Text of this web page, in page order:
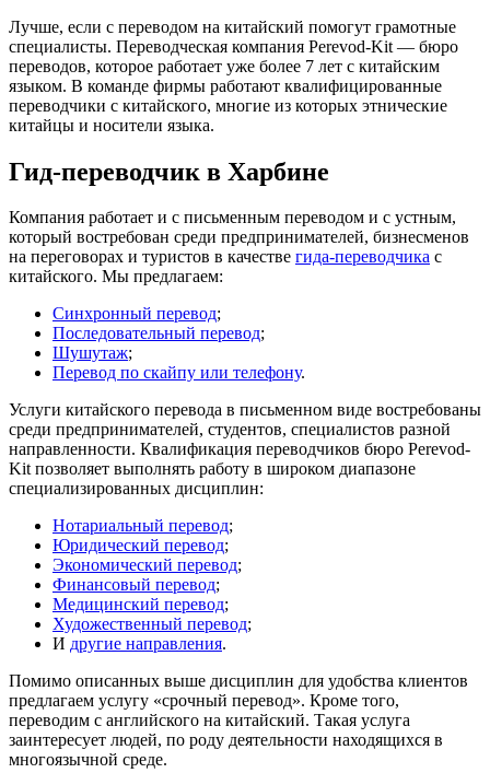
Лучше, если с переводом на китайский помогут грамотные
специалисты. Переводческая компания Perevod-Kit — бюро
переводов, которое работает уже более 7 лет с китайским
языком. В команде фирмы работают квалифицированные
переводчики с китайского, многие из которых этнические
китайцы и носители языка.
Гид-переводчик в Харбине
Компания работает и с письменным переводом и с устным,
который востребован среди предпринимателей, бизнесменов
на переговорах и туристов в качестве гида-переводчика с
китайского. Мы предлагаем:
Синхронный перевод;
Последовательный перевод;
Шушутаж;
Перевод по скайпу или телефону.
Услуги китайского перевода в письменном виде востребованы
среди предпринимателей, студентов, специалистов разной
направленности. Квалификация переводчиков бюро Perevod-
Kit позволяет выполнять работу в широком диапазоне
специализированных дисциплин:
Нотариальный перевод;
Юридический перевод;
Экономический перевод;
Финансовый перевод;
Медицинский перевод;
Художественный перевод;
И другие направления.
Помимо описанных выше дисциплин для удобства клиентов
предлагаем услугу «срочный перевод». Кроме того,
переводим с английского на китайский. Такая услуга
заинтересует людей, по роду деятельности находящихся в
многоязычной среде.